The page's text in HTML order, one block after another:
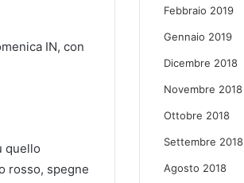
IN, con
quello
rosso, spegne
Febbraio 2019
Gennaio 2019
Dicembre 2018
Novembre 2018
Ottobre 2018
Settembre 2018
Agosto 2018